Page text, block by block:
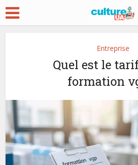
Entreprise
Quel est le
formation